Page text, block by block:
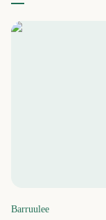
Barruulee